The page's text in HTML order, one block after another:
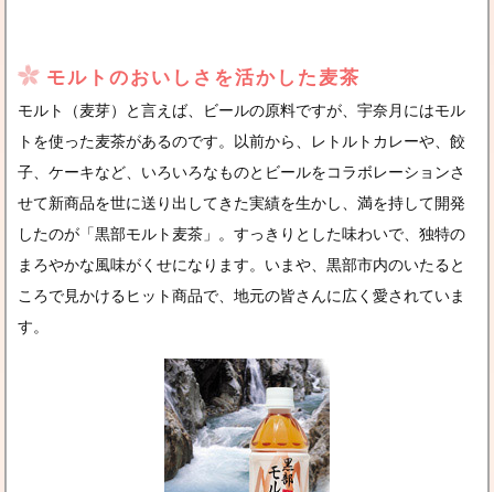
モルトのおいしさを活かした麦茶
モルト（麦芽）と言えば、ビールの原料ですが、宇奈月にはモル
トを使った麦茶があるのです。以前から、レトルトカレーや、餃
子、ケーキなど、いろいろなものとビールをコラボレーションさ
せて新商品を世に送り出してきた実績を生かし、満を持して開発
したのが「黒部モルト麦茶」。すっきりとした味わいで、独特の
まろやかな風味がくせになります。いまや、黒部市内のいたると
ころで見かけるヒット商品で、地元の皆さんに広く愛されていま
す。